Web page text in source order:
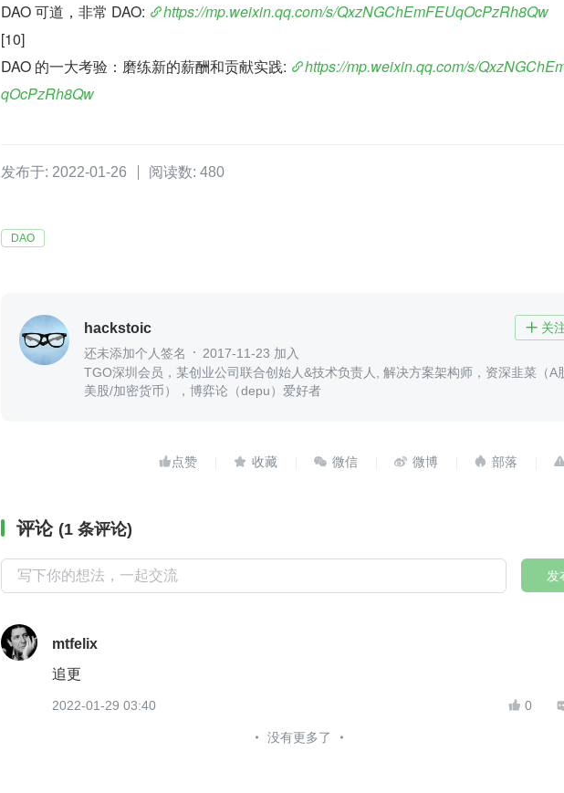
DAO 可道，非常 DAO:
https://mp.weixin.qq.com/s/QxzNGChEmFEUqOcPzRh8Qw
[10]
DAO 的一大考验：磨练新的薪酬和贡献实践:
https://mp.weixin.qq.com/s/
qOcPzRh8Qw
发布于: 2022-01-26 阅读数: 480
DAO
hackstoic  关
还未添加个人签名
2017-11-23 加入
TGO深圳会员，某创业公司联合创始人&技术负责人, 解决方案架构师，资深韭菜（A股/
美股/加密货币），博弈论（depu）爱好者
    
评论 (1 条评论)
发
mtfelix
追更
2022-01-29 03:40  0
没有更多了